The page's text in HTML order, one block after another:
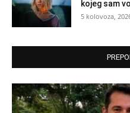
kojeg sam
5 kolovoza,